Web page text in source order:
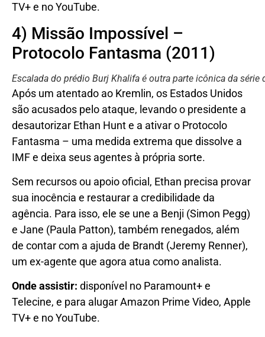
TV+ e no YouTube.
4) Missão Impossível –
Protocolo Fantasma (2011)
Escalada do prédio Burj Khalifa é outra parte icônica da
Após um atentado ao Kremlin, os Estados Unidos
são acusados pelo ataque, levando o presidente a
desautorizar Ethan Hunt e a ativar o Protocolo
Fantasma – uma medida extrema que dissolve a
IMF e deixa seus agentes à própria sorte.
Sem recursos ou apoio oficial, Ethan precisa provar
sua inocência e restaurar a credibilidade da
agência. Para isso, ele se une a Benji (Simon Pegg)
e Jane (Paula Patton), também renegados, além
de contar com a ajuda de Brandt (Jeremy Renner),
um ex-agente que agora atua como analista.
Onde assistir: disponível no Paramount+ e
Telecine, e para alugar Amazon Prime Video, Apple
TV+ e no YouTube.